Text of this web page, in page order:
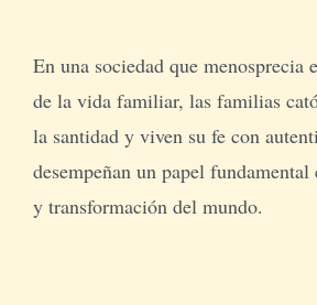
En una sociedad que menosprecia
de la vida familiar, las familias
la santidad y viven su fe con
desempeñan un papel
y transformación del mundo.